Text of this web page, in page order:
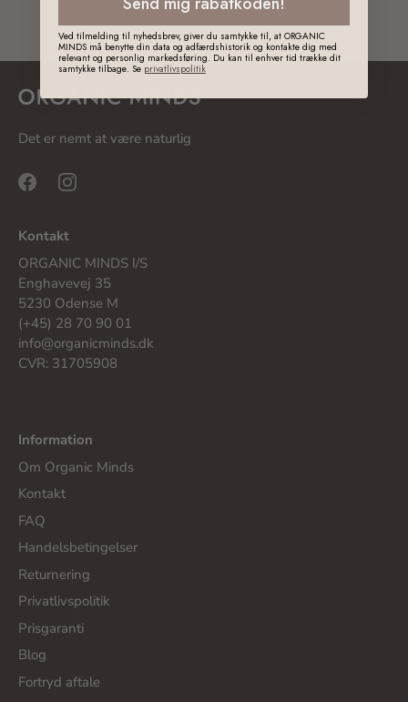
Det er nemt at være naturlig
Kontakt
ORGANIC MINDS I/S
Enghavevej 35
5230 Odense M
(+45) 28 70 90 01
info@organicminds.dk
CVR: 31705908
Information
Om Organic Minds
Kontakt
FAQ
Handelsbetingelser
Returnering
Privatlivspolitik
Prisgaranti
Blog
Fortryd aftale
Ved tilmelding til nyhedsbrev, giver du samtykke til, at ORGANIC
MINDS må benytte din data og adfærdshistorik og kontakte dig med
relevant og personlig markedsføring. Du kan til enhver tid trække dit
samtykke tilbage. Se privatlivspolitik